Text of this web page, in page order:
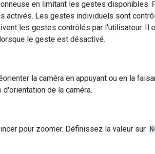
en limitant les gestes disponibles.
activés. Les gestes individuels sont
les gestes contrôlés par l'utilisateur.
le geste est désactivé.
la caméra en appuyant ou en la
de la caméra.
pour zoomer. Définissez la valeur sur